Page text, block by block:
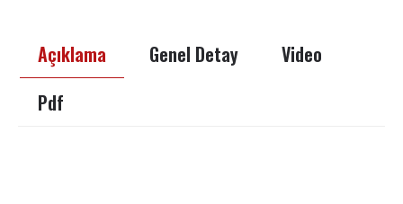
Açıklama Genel Detay
Video
Pdf